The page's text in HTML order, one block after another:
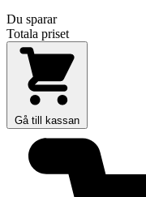
Du sparar
Totala priset
Gå till kassan